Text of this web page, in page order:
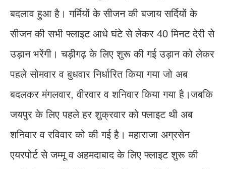
बदलाव हुआ है। गर्मियों के सीजन की बजाय सर्दियों के
सीजन की सभी फ्लाइट आधे घंटे से लेकर 40 मिनट देरी से
उड़ान भरेंगी। चड़ीगढ़ के लिए शुरू की गई उड़ान को लेकर
पहले सोमवार व बुधवार निर्धारित किया गया जो अब
बदलकर मंगलवार, वीरवार व शनिवार किया गया है।जबकि
जयपुर के लिए पहले हर शुक्रवार को फ्लाइट थी अब
शनिवार व रविवार को की गई है। महाराजा अग्रसेन
एयरपोर्ट से जम्मू व अहमदाबाद के लिए फ्लाइट शुरू की